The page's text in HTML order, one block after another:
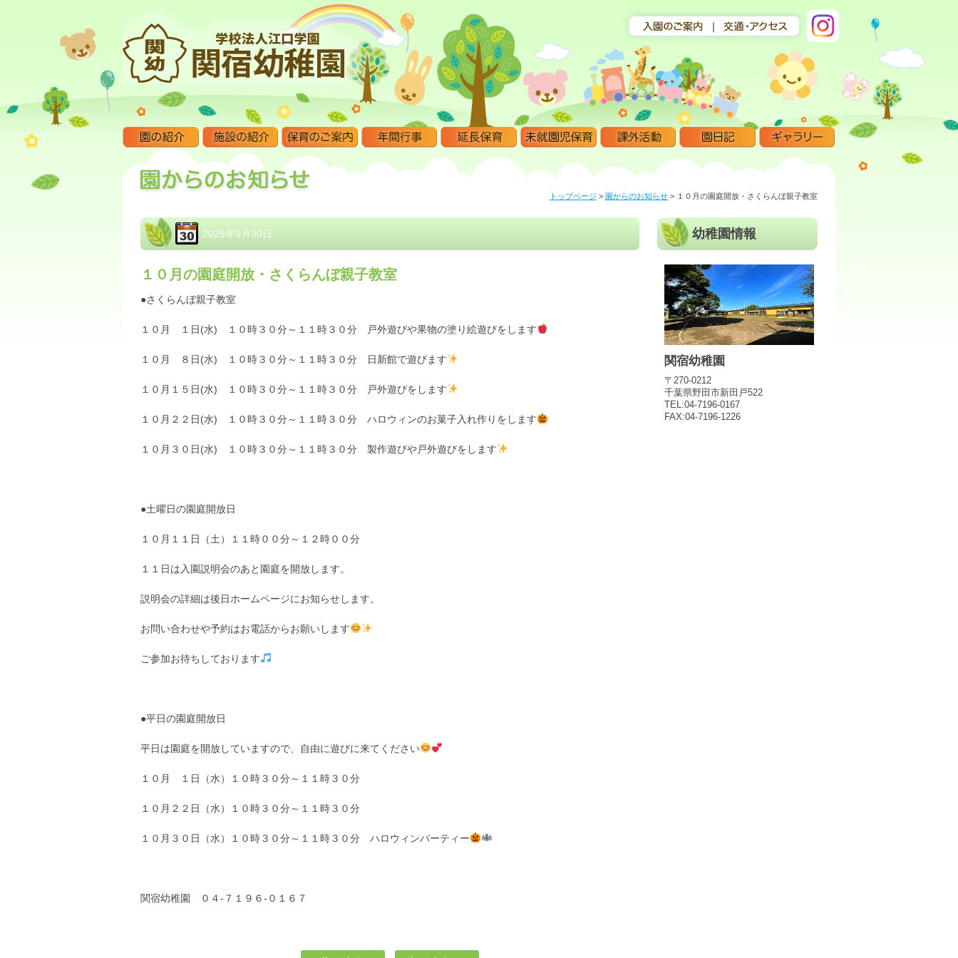
トップページ > 園からのお知らせ > １０月の園庭開放・さくらんぼ親子教室
2025年9月30日
１０月の園庭開放・さくらんぼ親子教室
●さくらんぼ親子教室
１０月 １日(水) １０時３０分～１１時３０分 戸外遊びや果物の塗り絵遊びをします
１０月 ８日(水) １０時３０分～１１時３０分 日新館で遊びます
１０月１５日(水) １０時３０分～１１時３０分 戸外遊びをします
１０月２２日(水) １０時３０分～１１時３０分 ハロウィンのお菓子入れ作りをします
１０月３０日(水) １０時３０分～１１時３０分 製作遊びや戸外遊びをします
●土曜日の園庭開放日
１０月１１日（土）１１時００分～１２時００分
１１日は入園説明会のあと園庭を開放します。
説明会の詳細は後日ホームページにお知らせします。
お問い合わせや予約はお電話からお願いします
ご参加お待ちしております
●平日の園庭開放日
平日は園庭を開放していますので、自由に遊びに来てください
１０月 １日（水）１０時３０分～１１時３０分
１０月２２日（水）１０時３０分～１１時３０分
１０月３０日（水）１０時３０分～１１時３０分 ハロウィンパーティー
関宿幼稚園 ０４-７１９６-０１６７
幼稚園情報
関宿幼稚園
〒270-0212
千葉県野田市新田戸522
TEL:04-7196-0167
FAX:04-7196-1226